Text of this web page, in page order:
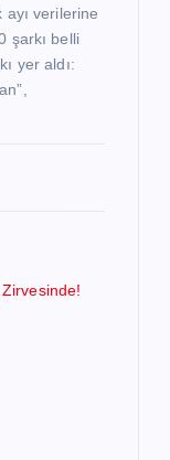
ayı verilerine
şarkı belli
yer aldı: